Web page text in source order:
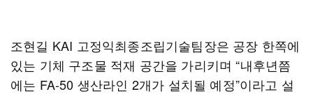
조현길 KAI 고정익최종조립기술팀장은 공장 한쪽에
있는 기체 구조물 적재 공간을 가리키며 “내후년쯤
에는 FA-50 생산라인 2개가 설치될 예정”이라고 설